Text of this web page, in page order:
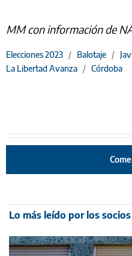
MM con información de
Elecciones 2023 / Balotaje /
La Libertad Avanza / Córdoba
Lo más leído por los socios